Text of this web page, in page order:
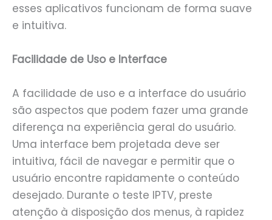
esses aplicativos funcionam de forma suave
e intuitiva.
Facilidade de Uso e Interface
A facilidade de uso e a interface do usuário
são aspectos que podem fazer uma grande
diferença na experiência geral do usuário.
Uma interface bem projetada deve ser
intuitiva, fácil de navegar e permitir que o
usuário encontre rapidamente o conteúdo
desejado. Durante o teste IPTV, preste
atenção à disposição dos menus, à rapidez